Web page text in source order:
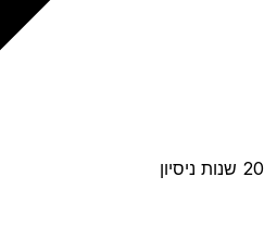
20 שנות ניסיון